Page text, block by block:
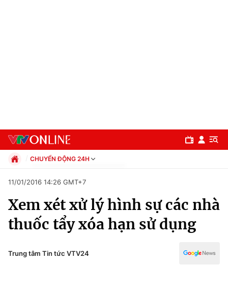
Chuyên mục
Chính trị
Xã hội
CHUYỂN ĐỘNG 24H
Xã hội
Pháp luật
Kinh tế
Thể thao
Văn hóa - Giải trí
11/01/2016 14:26 GMT+7
Xem xét xử lý hình sự các nhà
thuốc tẩy xóa hạn sử dụng
Trung tâm Tin tức VTV24